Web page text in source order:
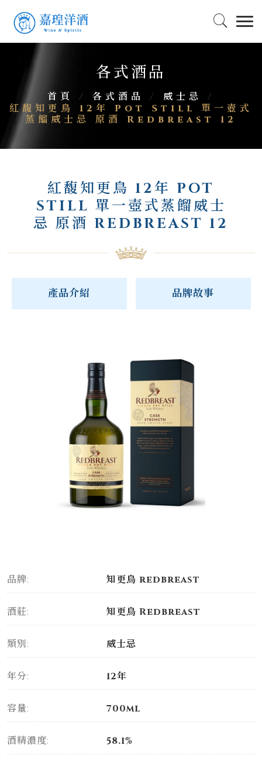
各式酒品
首頁 / 各式酒品 / 威士忌
/
紅馥知更鳥 12年 Pot Still 單一壺式
蒸餾威士忌 原酒 Redbreast 12
紅馥知更鳥 12年 POT
STILL 單一壺式蒸餾威士
忌 原酒 REDBREAST 12
產品介紹 品牌故事
品牌: 知更鳥 redbreast
酒莊: 知更鳥 Redbreast
類別: 威士忌
年分: 12年
容量: 700ml
酒精濃度: 58.1%